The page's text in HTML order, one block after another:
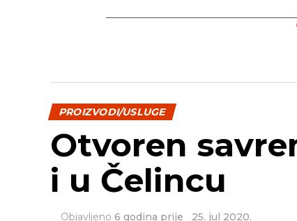
PROIZVODI/USLUGE
Otvoren
i u Čelincu
Objavljeno 6 godina prije 25. jul 2020.